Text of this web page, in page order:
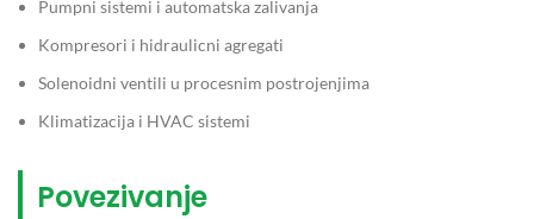
Pumpni sistemi i automatska zalivanja
Kompresori i hidraulicni agregati
Solenoidni ventili u procesnim postrojenjima
Klimatizacija i HVAC sistemi
Povezivanje